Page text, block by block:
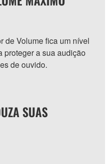
de Volume fica um nível
proteger a sua audição
de ouvido.
SUAS